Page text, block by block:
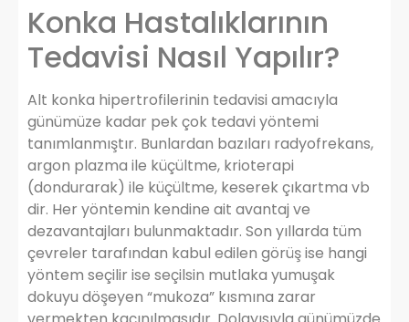
Konka Hastalıklarının
Tedavisi Nasıl Yapılır?
Alt konka hipertrofilerinin tedavisi amacıyla
günümüze kadar pek çok tedavi yöntemi
tanımlanmıştır. Bunlardan bazıları radyofrekans,
argon plazma ile küçültme, krioterapi
(dondurarak) ile küçültme, keserek çıkartma vb
dir. Her yöntemin kendine ait avantaj ve
dezavantajları bulunmaktadır. Son yıllarda tüm
çevreler tarafından kabul edilen görüş ise hangi
yöntem seçilir ise seçilsin mutlaka yumuşak
dokuyu döşeyen “mukoza” kısmına zarar